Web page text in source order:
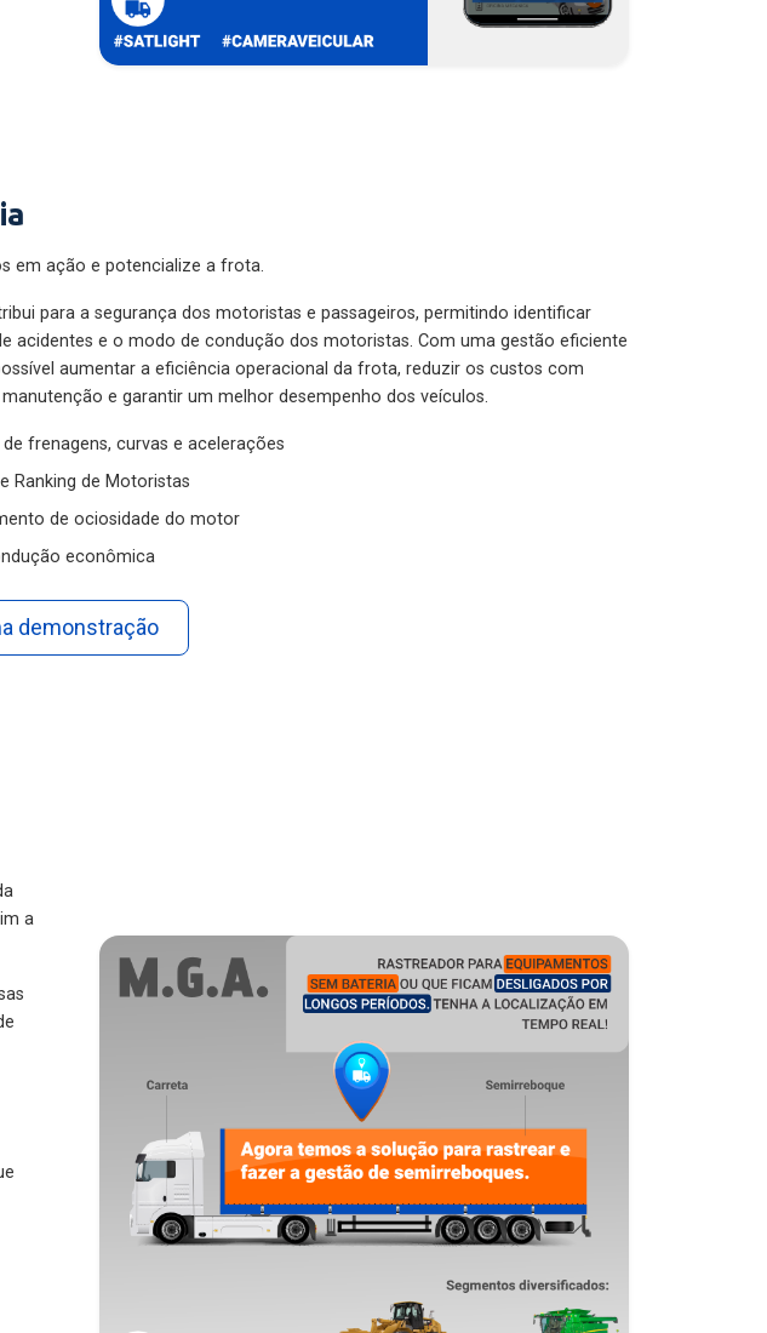
em ação e potencialize a frota.
para a segurança dos motoristas e passageiros, permitindo identificar
acidentes e o modo de condução dos motoristas. Com uma gestão eficiente
aumentar a eficiência operacional da frota, reduzir os custos com
e garantir um melhor desempenho dos veículos.
frenagens, curvas e acelerações
Ranking de Motoristas
de ociosidade do motor
econômica
demonstração
a